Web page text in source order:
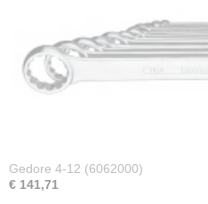
Gedore 4-12 (6062000)
€ 141,71